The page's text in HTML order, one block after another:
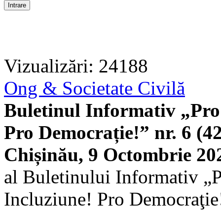
Vizualizări: 24188
Ong & Societate Civilă
Buletinul Informativ
Pro Democrație!” nr. 6
Chișinău, 9 Octombrie
al Buletinului Informativ
Incluziune! Pro